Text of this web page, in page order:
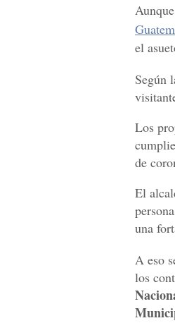
el
Según
Los
de
El
una
A eso
los